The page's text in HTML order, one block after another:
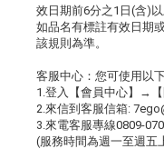
效日期前6分之1日(含)以
如品名有標註有效日期
該規則為準。
客服中心：您可使用以
1.登入【會員中心】→
2.來信到客服信箱:
3.來電客服專線0809-
(服務時間為週一至週五